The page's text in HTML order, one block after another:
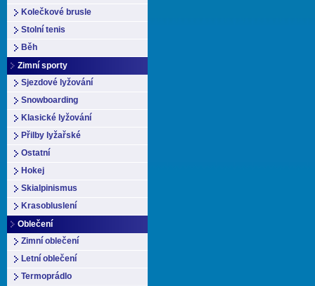
Kolečkové brusle
Stolní tenis
Běh
Zimní sporty
Sjezdové lyžování
Snowboarding
Klasické lyžování
Přilby lyžařské
Ostatní
Hokej
Skialpinismus
Krasobluslení
Oblečení
Zimní oblečení
Letní oblečení
Termoprádlo